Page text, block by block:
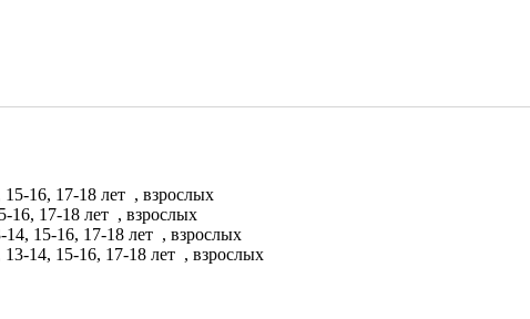
15-16, 17-18 лет , взрослых
16, 17-18 лет , взрослых
14, 15-16, 17-18 лет , взрослых
13-14, 15-16, 17-18 лет , взрослых